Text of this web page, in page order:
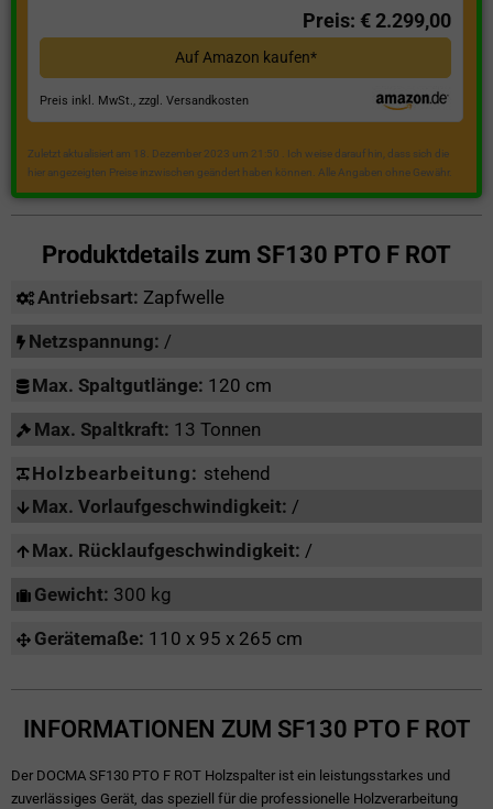
Preis: € 2.299,00
Auf Amazon kaufen*
Preis inkl. MwSt., zzgl. Versandkosten
Zuletzt aktualisiert am 18. Dezember 2023 um 21:50 . Ich weise darauf hin, dass sich die
hier angezeigten Preise inzwischen geändert haben können. Alle Angaben ohne Gewähr.
Produktdetails zum SF130 PTO F ROT
Antriebsart: Zapfwelle
Netzspannung: /
Max. Spaltgutlänge: 120 cm
Max. Spaltkraft: 13 Tonnen
Holzbearbeitung: stehend
Max. Vorlaufgeschwindigkeit: /
Max. Rücklaufgeschwindigkeit: /
Gewicht: 300 kg
Gerätemaße: 110 x 95 x 265 cm
INFORMATIONEN ZUM SF130 PTO F ROT
Der DOCMA SF130 PTO F ROT Holzspalter ist ein leistungsstarkes und
zuverlässiges Gerät, das speziell für die professionelle Holzverarbeitung